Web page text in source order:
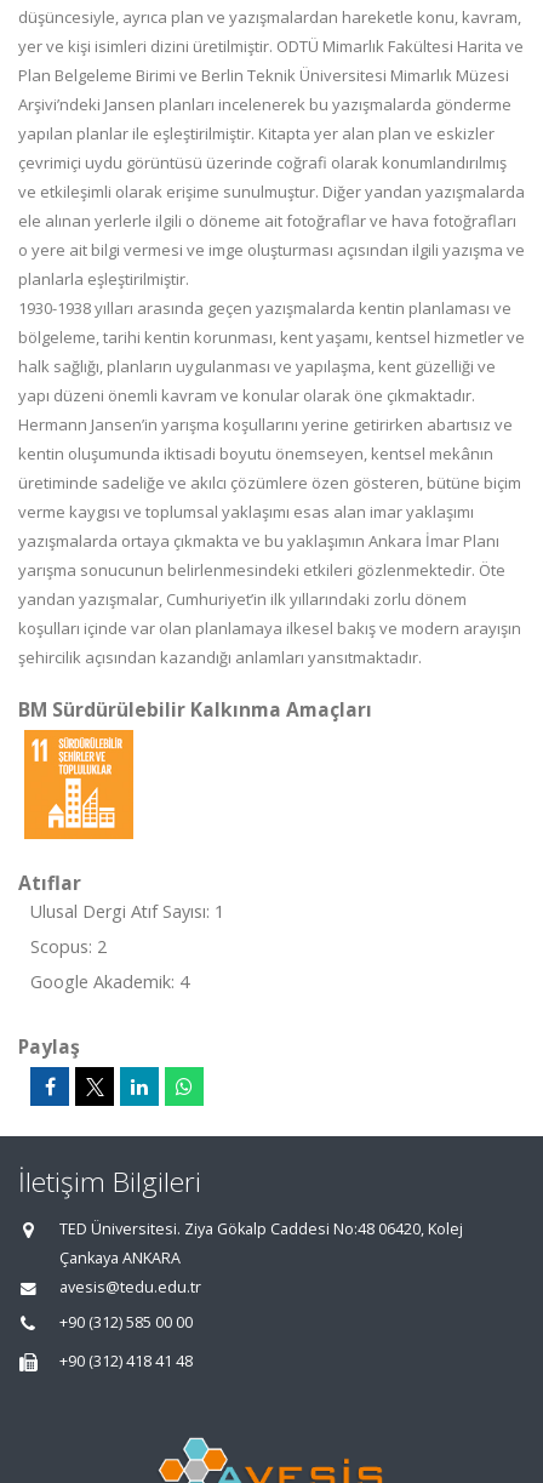
düşüncesiyle, ayrıca plan ve yazışmalardan hareketle konu, kavram,
yer ve kişi isimleri dizini üretilmiştir. ODTÜ Mimarlık Fakültesi Harita ve
Plan Belgeleme Birimi ve Berlin Teknik Üniversitesi Mimarlık Müzesi
Arşivi’ndeki Jansen planları incelenerek bu yazışmalarda gönderme
yapılan planlar ile eşleştirilmiştir. Kitapta yer alan plan ve eskizler
çevrimiçi uydu görüntüsü üzerinde coğrafi olarak konumlandırılmış
ve etkileşimli olarak erişime sunulmuştur. Diğer yandan yazışmalarda
ele alınan yerlerle ilgili o döneme ait fotoğraflar ve hava fotoğrafları
o yere ait bilgi vermesi ve imge oluşturması açısından ilgili yazışma ve
planlarla eşleştirilmiştir.
1930-1938 yılları arasında geçen yazışmalarda kentin planlaması ve
bölgeleme, tarihi kentin korunması, kent yaşamı, kentsel hizmetler ve
halk sağlığı, planların uygulanması ve yapılaşma, kent güzelliği ve
yapı düzeni önemli kavram ve konular olarak öne çıkmaktadır.
Hermann Jansen’in yarışma koşullarını yerine getirirken abartısız ve
kentin oluşumunda iktisadi boyutu önemseyen, kentsel mekânın
üretiminde sadeliğe ve akılcı çözümlere özen gösteren, bütüne biçim
verme kaygısı ve toplumsal yaklaşımı esas alan imar yaklaşımı
yazışmalarda ortaya çıkmakta ve bu yaklaşımın Ankara İmar Planı
yarışma sonucunun belirlenmesindeki etkileri gözlenmektedir. Öte
yandan yazışmalar, Cumhuriyet’in ilk yıllarındaki zorlu dönem
koşulları içinde var olan planlamaya ilkesel bakış ve modern arayışın
şehircilik açısından kazandığı anlamları yansıtmaktadır.
BM Sürdürülebilir Kalkınma Amaçları
Atıflar
Ulusal Dergi Atıf Sayısı: 1
Scopus: 2
Google Akademik: 4
Paylaş
İletişim Bilgileri
TED Üniversitesi. Ziya Gökalp Caddesi No:48 06420, Kolej
Çankaya ANKARA
avesis@tedu.edu.tr
+90 (312) 585 00 00
+90 (312) 418 41 48